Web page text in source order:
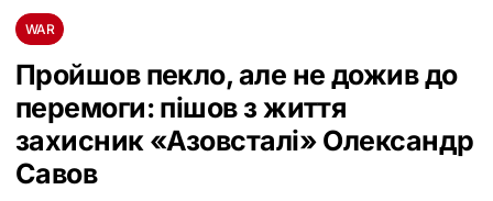
WAR
Пройшов пекло, але не дожив до
перемоги: пішов з життя
захисник «Азовсталі» Олександр
Савов